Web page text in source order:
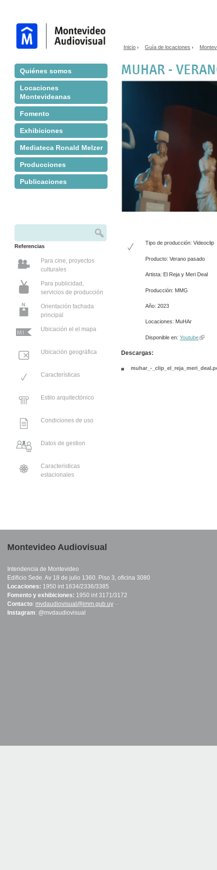
Quiénes somos
Locaciones
Montevideanas
Fomento
Exhibiciones
Mediateca Ronald Melzer
Producciones
Publicaciones
Formulario de búsqueda
Referencias
Para cine, proyectos
culturales
Para publicidad,
servicios de producción
Orientación fachada
principal
Ubicación el el mapa
Ubicación geográfica
Características
Estilo arquitectónico
Condiciones de uso
Datos de gestion
Caracteristicas
estacionales
Inicio › Guía de locaciones ›
MUHAR -
Tipo de producción: Videoclip
Producto: Verano pasado
Artista: El Reja y Meri Deal
Producción: MMG
Año: 2023
Locaciones: MuHAr
Disponible en: Youtube(link is
Descargas:
muhar_-
Montevideo Audiovisual
Intendencia de Montevideo
Edificio Sede. Av 18 de julio 1360. Piso 3, oficina 3080
Locaciones: 1950 int 1634/2336/3385
Fomento y exhibiciones: 1950 int 3171/3172
Contacto: mvdaudiovisual@imm.gub.uy (link sends e-mail)
Instagram: @mvdaudiovisual